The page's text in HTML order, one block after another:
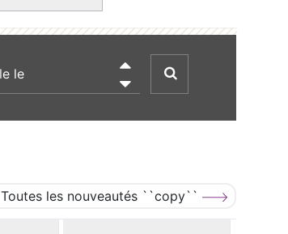

Toutes les nouveautés ``copy``